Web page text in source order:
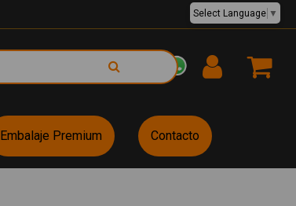
EUR €
Select Language ▼
Embalaje Premium Contacto